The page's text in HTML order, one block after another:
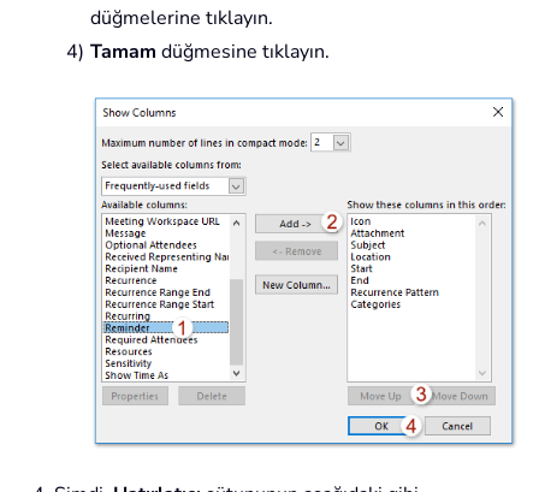
düğmelerine tıklayın.
Tamam düğmesine tıklayın.